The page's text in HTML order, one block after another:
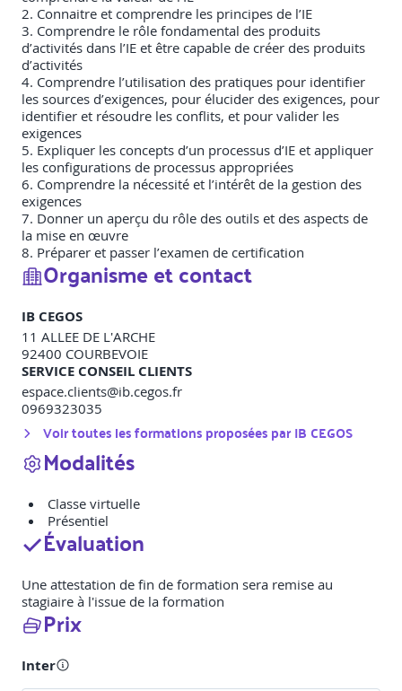
2. Connaitre et comprendre les principes de l’IE
3. Comprendre le rôle fondamental des produits
d’activités dans l’IE et être capable de créer des produits
d’activités
4. Comprendre l’utilisation des pratiques pour identifier
les sources d’exigences, pour élucider des exigences, pour
identifier et résoudre les conflits, et pour valider les
exigences
5. Expliquer les concepts d’un processus d’IE et appliquer
les configurations de processus appropriées
6. Comprendre la nécessité et l’intérêt de la gestion des
exigences
7. Donner un aperçu du rôle des outils et des aspects de
la mise en œuvre
8. Préparer et passer l’examen de certification
Organisme et contact
IB CEGOS
11 ALLEE DE L'ARCHE
92400 COURBEVOIE
SERVICE CONSEIL CLIENTS
espace.clients@ib.cegos.fr
0969323035
Voir toutes les formations proposées parIB CEGOS
Modalités
Classe virtuelle
Présentiel
Évaluation
Une attestation de fin de formation sera remise au
stagiaire à l'issue de la formation
Prix
Inter